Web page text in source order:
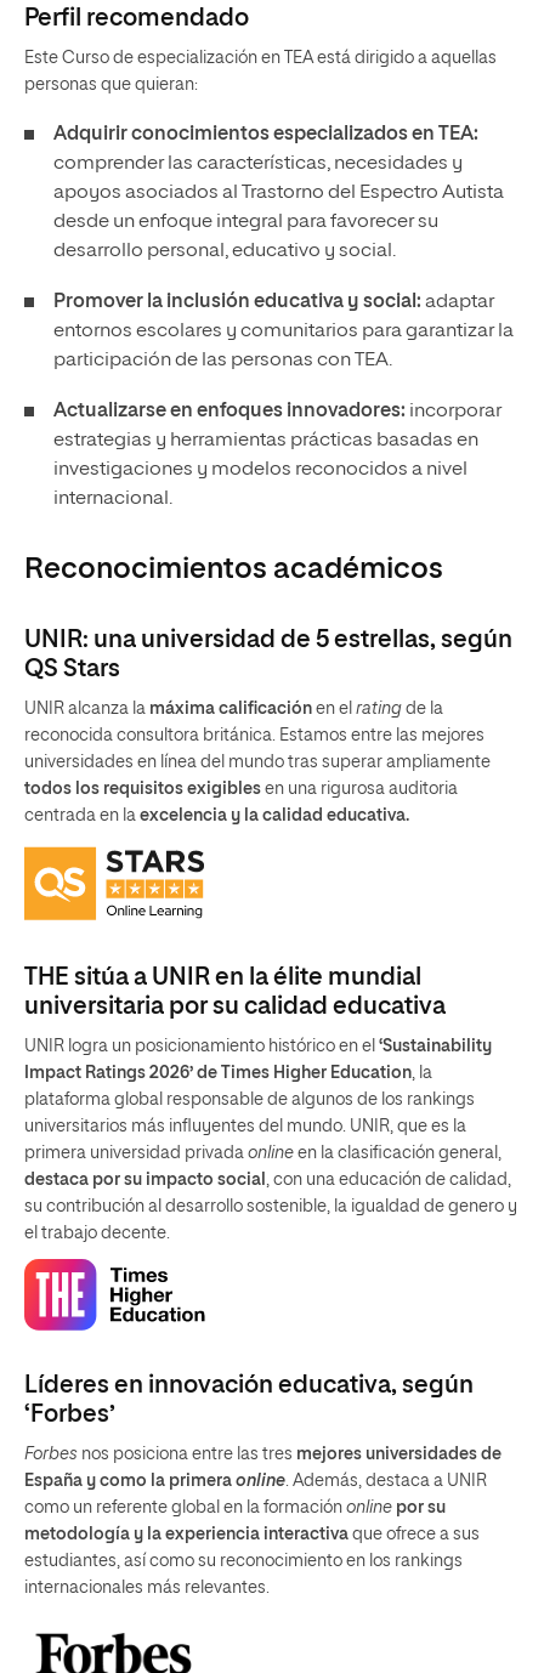
Perfil recomendado
Este Curso de especialización en TEA está dirigido a aquellas
personas que quieran:
Adquirir conocimientos especializados en TEA:
comprender las características, necesidades y
apoyos asociados al Trastorno del Espectro Autista
desde un enfoque integral para favorecer su
desarrollo personal, educativo y social.
Promover la inclusión educativa y social: adaptar
entornos escolares y comunitarios para garantizar la
participación de las personas con TEA.
Actualizarse en enfoques innovadores: incorporar
estrategias y herramientas prácticas basadas en
investigaciones y modelos reconocidos a nivel
internacional.
Reconocimientos académicos
UNIR: una universidad de 5 estrellas, según
QS Stars
UNIR alcanza la máxima calificación en el rating de la
reconocida consultora británica. Estamos entre las mejores
universidades en línea del mundo tras superar ampliamente
todos los requisitos exigibles en una rigurosa auditoria
centrada en la excelencia y la calidad educativa.
THE sitúa a UNIR en la élite mundial
universitaria por su calidad educativa
UNIR logra un posicionamiento histórico en el ‘Sustainability
Impact Ratings 2026’ de Times Higher Education , la
plataforma global responsable de algunos de los rankings
universitarios más influyentes del mundo. UNIR, que es la
primera universidad privada online en la clasificación general,
destaca por su impacto social
, con una educación de calidad,
su contribución al desarrollo sostenible, la igualdad de genero y
el trabajo decente.
Líderes en innovación educativa, según
‘Forbes’
Forbes nos posiciona entre las tres mejores universidades de
España y como la primera online. Además, destaca a UNIR
como un referente global en la formación online por su
metodología y la experiencia interactiva que ofrece a sus
estudiantes, así como su reconocimiento en los rankings
internacionales más relevantes.